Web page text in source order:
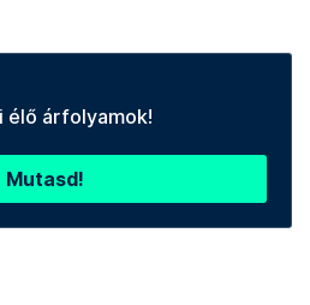
élő árfolyamok!
Mutasd!